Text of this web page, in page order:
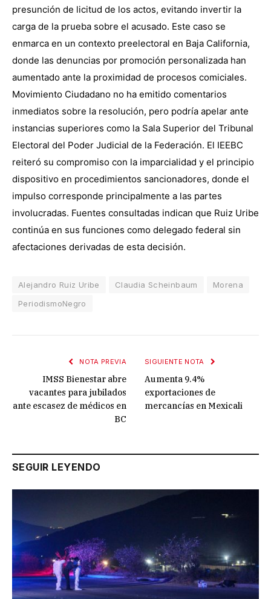
presunción de licitud de los actos, evitando invertir la
carga de la prueba sobre el acusado. Este caso se
enmarca en un contexto preelectoral en Baja California,
donde las denuncias por promoción personalizada han
aumentado ante la proximidad de procesos comiciales.
Movimiento Ciudadano no ha emitido comentarios
inmediatos sobre la resolución, pero podría apelar ante
instancias superiores como la Sala Superior del Tribunal
Electoral del Poder Judicial de la Federación. El IEEBC
reiteró su compromiso con la imparcialidad y el principio
dispositivo en procedimientos sancionadores, donde el
impulso corresponde principalmente a las partes
involucradas. Fuentes consultadas indican que Ruiz Uribe
continúa en sus funciones como delegado federal sin
afectaciones derivadas de esta decisión.
Alejandro Ruiz Uribe Claudia Scheinbaum
Morena
PeriodismoNegro
NOTA PREVIA
IMSS Bienestar abre
vacantes para jubilados
ante escasez de médicos en
BC
SIGUIENTE NOTA
Aumenta 9.4%
exportaciones de
mercancías en Mexicali
SEGUIR LEYENDO